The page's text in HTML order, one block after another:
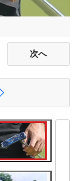
次へ